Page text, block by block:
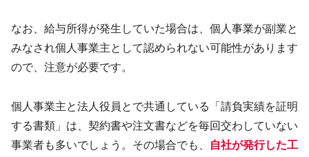
なお、給与所得が発生していた場合は、個人事業が副業と
みなされ個人事業主として認められない可能性があります
ので、注意が必要です。
個人事業主と法人役員とで共通している「請負実績を証明
する書類」は、契約書や注文書などを毎回交わしていない
事業者も多いでしょう。その場合でも、
自社が発行した工